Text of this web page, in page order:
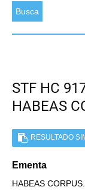
Busca
STF HC
HABEAS
RESULTADO
Ementa
HABEAS